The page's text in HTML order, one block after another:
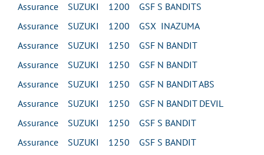
Assurance SUZUKI 1200 GSF S BANDITS
Assurance SUZUKI 1200 GSX INAZUMA
Assurance SUZUKI 1250 GSF N BANDIT
Assurance SUZUKI 1250 GSF N BANDIT
Assurance SUZUKI 1250 GSF N BANDIT ABS
Assurance SUZUKI 1250 GSF N BANDIT DEVIL
Assurance SUZUKI 1250 GSF S BANDIT
Assurance SUZUKI 1250 GSF S BANDIT